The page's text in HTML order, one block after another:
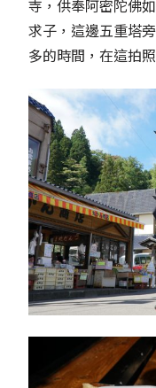
寺，供奉阿密陀佛
求子，這邊五重塔
多的時間，在這拍